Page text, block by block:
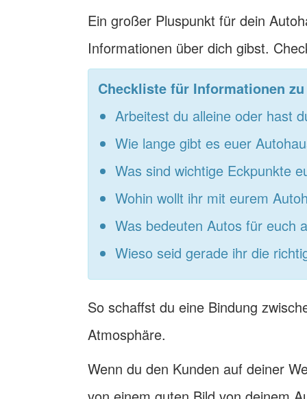
Ein großer Pluspunkt für dein
Informationen über dich gibst.
Checkliste für Informationen
Arbeitest du alleine oder hast
Wie lange gibt es euer
Was sind wichtige Eckpunkte
Wohin wollt ihr mit eurem
Was bedeuten Autos für euch
Wieso seid gerade ihr die
So schaffst du eine Bindung
Atmosphäre.
Wenn du den Kunden auf deiner